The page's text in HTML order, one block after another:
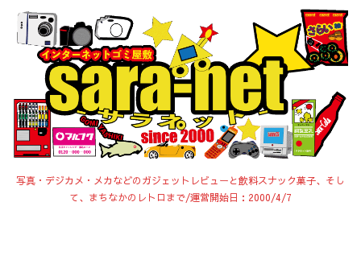
写真・デジカメ・メカなどのガジェットレビューと飲料スナック菓子、そし
て、まちなかのレトロまで/運営開始日：2000/4/7